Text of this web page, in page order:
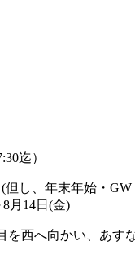
迄）
但し、年末年始・
8月14日(金)
西へ向かい、あす